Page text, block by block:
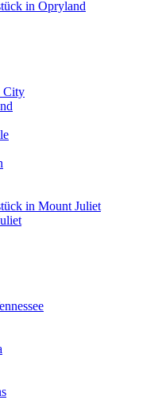
in Opryland
City
in Mount Juliet